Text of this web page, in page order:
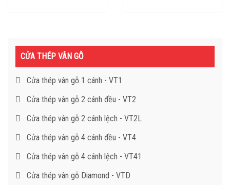
CỬA THÉP VÂN GỖ
Cửa thép vân gỗ 1 cánh - VT1
Cửa thép vân gỗ 2 cánh đều - VT2
Cửa thép vân gỗ 2 cánh lệch - VT2L
Cửa thép vân gỗ 4 cánh đều - VT4
Cửa thép vân gỗ 4 cánh lệch - VT41
Cửa thép vân gỗ Diamond - VTD